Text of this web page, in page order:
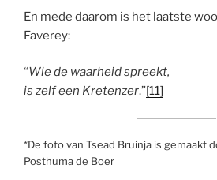
En mede daarom is het laatste
Faverey:
“Wie de waarheid spreekt,
is zelf een Kretenzer.”[11]
*De foto van Tsead Bruinja is gemaakt
Posthuma de Boer